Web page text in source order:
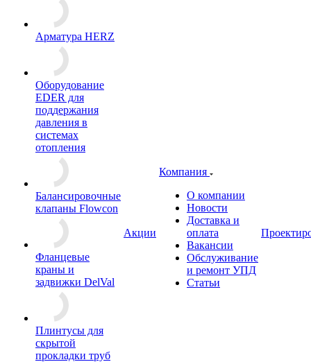
Арматура HERZ
Оборудование
EDER для
поддержания
давления в
системах
отопления
Балансировочные
клапаны Flowcon
Фланцевые
краны и
задвижки DelVal
Плинтусы для
скрытой
прокладки труб
Акции
Компания
О компании
Новости
Доставка и
оплата
Вакансии
Обслуживание
и ремонт УПД
Статьи